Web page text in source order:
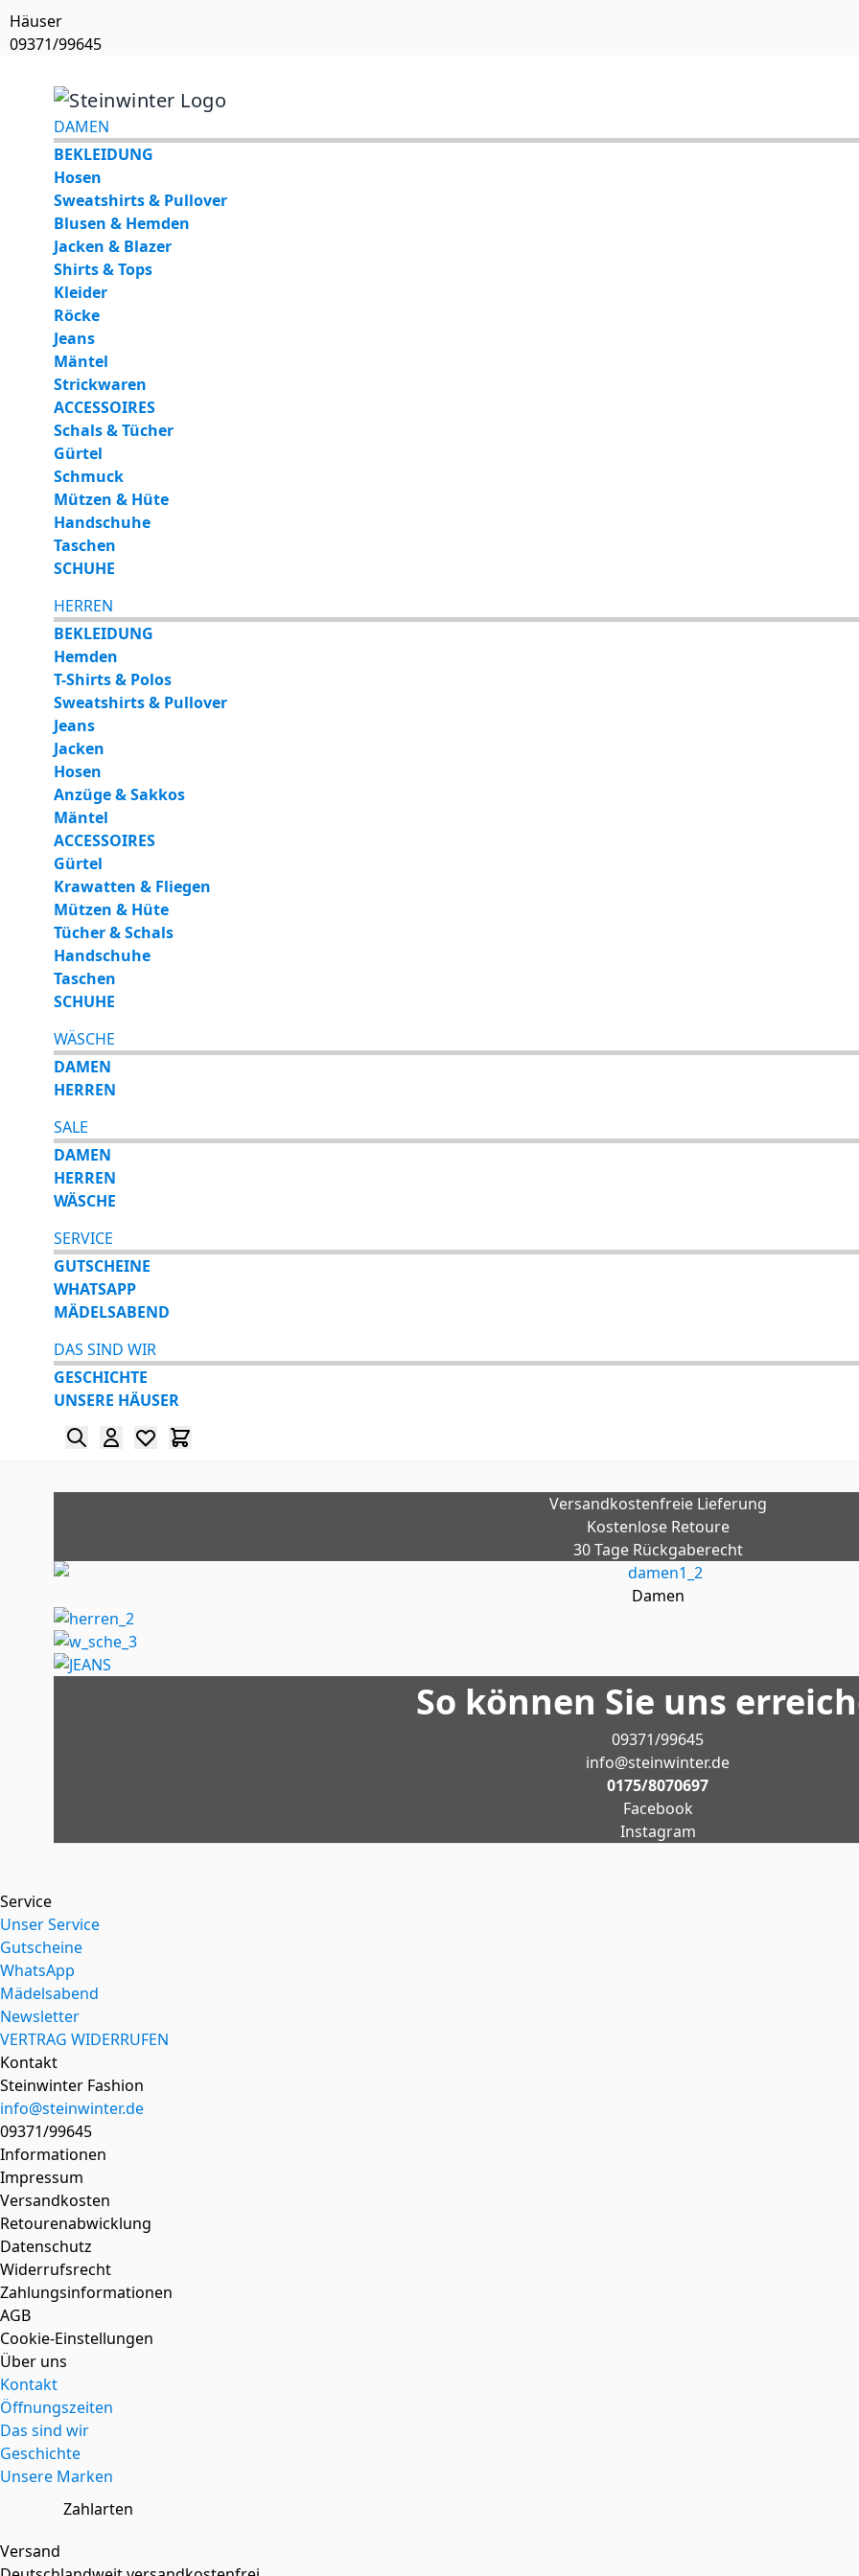
Häuser
09371/99645
DAMEN
BEKLEIDUNG
Hosen
Sweatshirts & Pullover
Blusen & Hemden
Jacken & Blazer
Shirts & Tops
Kleider
Röcke
Jeans
Mäntel
Strickwaren
ACCESSOIRES
Schals & Tücher
Gürtel
Schmuck
Mützen & Hüte
Handschuhe
Taschen
SCHUHE
HERREN
BEKLEIDUNG
Hemden
T-Shirts & Polos
Sweatshirts & Pullover
Jeans
Jacken
Hosen
Anzüge & Sakkos
Mäntel
ACCESSOIRES
Gürtel
Krawatten & Fliegen
Mützen & Hüte
Tücher & Schals
Handschuhe
Taschen
SCHUHE
WÄSCHE
DAMEN
HERREN
SALE
DAMEN
HERREN
WÄSCHE
SERVICE
GUTSCHEINE
WHATSAPP
MÄDELSABEND
DAS SIND WIR
GESCHICHTE
UNSERE HÄUSER
Versandkostenfreie Lieferung
Kostenlose Retoure
30 Tage Rückgaberecht
Damen
So können Sie uns
09371/99645
info@steinwinter.de
0175/8070697
Facebook
Instagram
Service
Unser Service
Gutscheine
WhatsApp
Mädelsabend
Newsletter
VERTRAG WIDERRUFEN
Kontakt
Steinwinter Fashion
info@steinwinter.de
09371/99645
Informationen
Impressum
Versandkosten
Retourenabwicklung
Datenschutz
Widerrufsrecht
Zahlungsinformationen
AGB
Cookie-Einstellungen
Über uns
Kontakt
Öffnungszeiten
Das sind wir
Geschichte
Unsere Marken
Zahlarten
Versand